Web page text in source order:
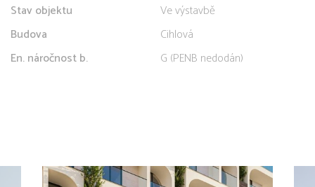
Stav objektu
Ve výstavbě
Budova
Cihlová
En. náročnost b.
G (PENB nedodán)